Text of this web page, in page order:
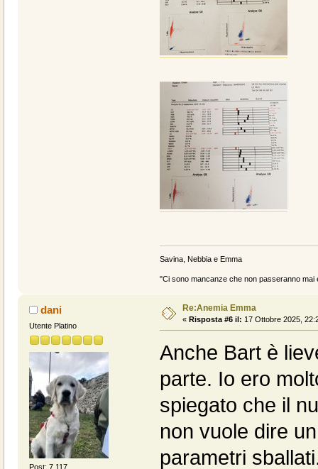
Savina, Nebbia e Emma
"Ci sono mancanze che non passeranno
dani
Utente Platino
Post: 7.117
Re:Anemia Emma
« Risposta #6 il: 17 Ottobre 2025,
Anche Bart è
parte. Io ero
spiegato che il
non vuole dire
parametri